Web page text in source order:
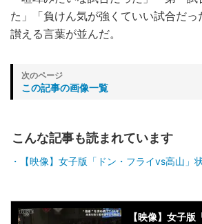
た」「負けん気が強くていい試合だ
讃える言葉が並んだ。
この記事の画像一覧
こんな記事も読まれています
【映像】女子版「ドン・フライvs高山」
【映像】女子